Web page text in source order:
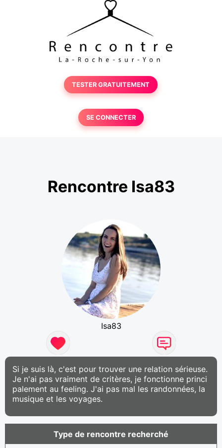
TESTER GRATUITEMENT
SE CONNECTER
Rencontre Isa83
Isa83
Si je suis là, c'est pour trouver une relation sérieuse.
Je n'ai pas vraiment de critères, je fonctionne princi
palement au feeling. J'ai pas mal les randonnées, la
musique et les voyages.
Type de rencontre recherché